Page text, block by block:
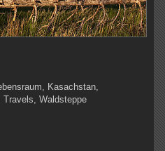
Kasachstan,
Travels, Waldsteppe